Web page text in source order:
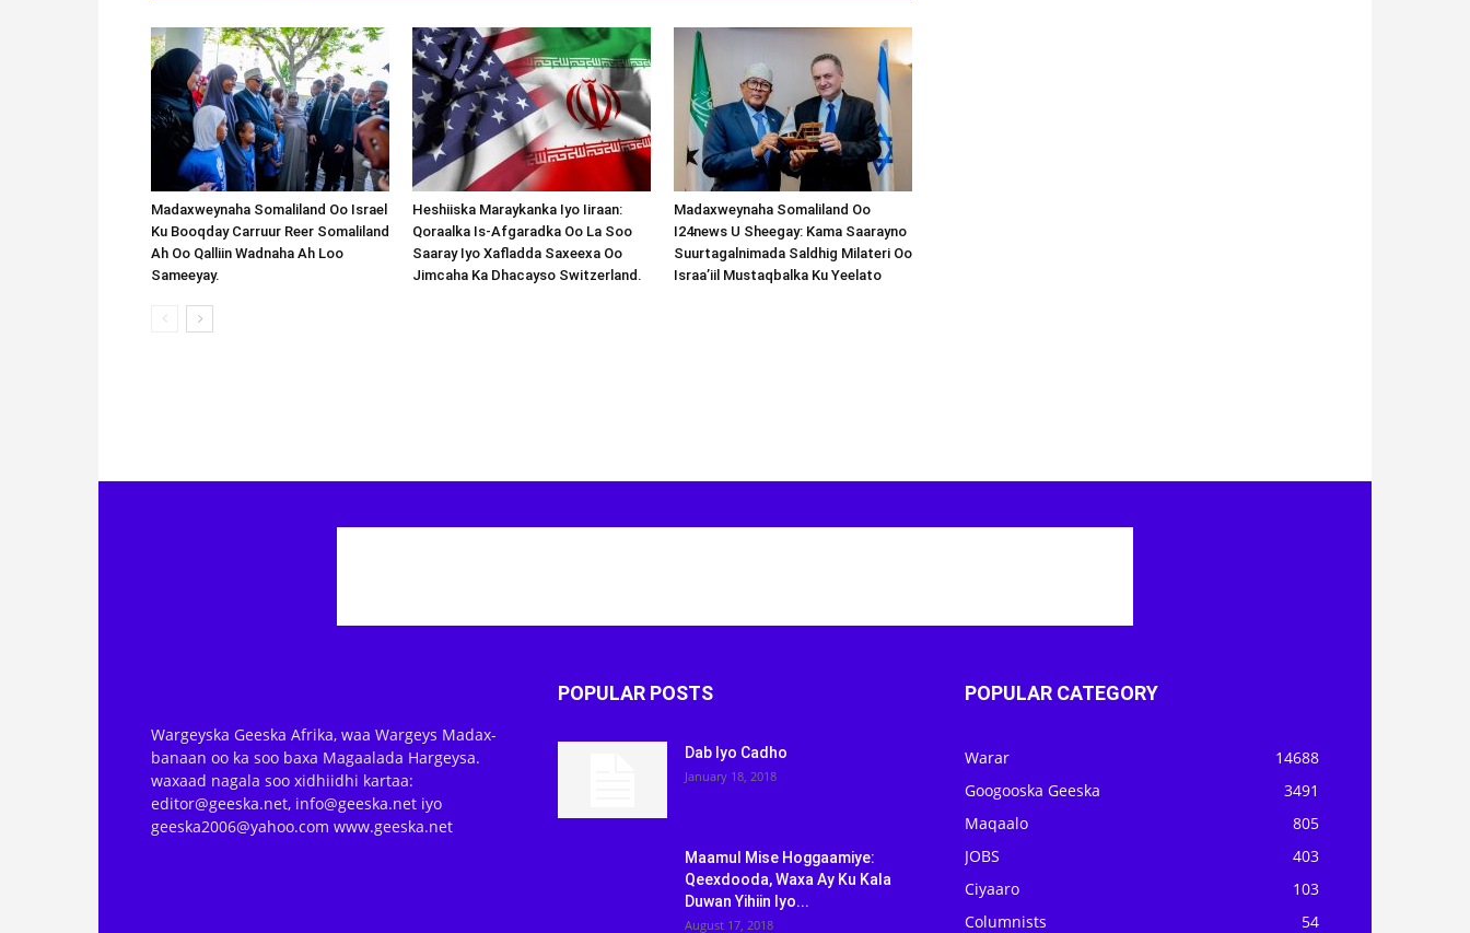
Madaxweynaha Somaliland Oo Israel
Ku Booqday Carruur Reer Somaliland
Ah Oo Qalliin Wadnaha Ah Loo
Sameeyay.
Heshiiska Maraykanka Iyo Iiraan:
Qoraalka Is-Afgaradka Oo La Soo
Saaray Iyo Xafladda Saxeexa Oo
Jimcaha Ka Dhacayso Switzerland.
Madaxweynaha Somaliland Oo
I24news U Sheegay: Kama Saarayno
Suurtagalnimada Saldhig Milateri Oo
Israa’iil Mustaqbalka Ku Yeelato
Wargeyska Geeska Afrika, waa Wargeys Madax-
banaan oo ka soo baxa Magaalada Hargeysa.
waxaad nagala soo xidhiidhi kartaa:
editor@geeska.net, info@geeska.net iyo
geeska2006@yahoo.com www.geeska.net
POPULAR POSTS
Dab Iyo Cadho
January 18, 2018
Maamul Mise Hoggaamiye:
Qeexdooda, Waxa Ay Ku Kala
Duwan Yihiin Iyo...
August 17, 2018
POPULAR CATEGORY
Warar
14688
Googooska Geeska
3491
Maqaalo
805
JOBS
403
Ciyaaro
103
Columnists
54